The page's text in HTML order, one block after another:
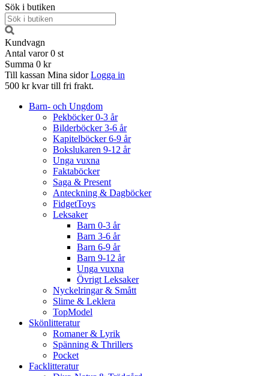
Sök i butiken
Kundvagn
Antal varor 0 st
Summa 0 kr
Till kassan Mina sidor Logga in
500 kr kvar till fri frakt.
Barn- och Ungdom
Pekböcker 0-3 år
Bilderböcker 3-6 år
Kapitelböcker 6-9 år
Bokslukaren 9-12 år
Unga vuxna
Faktaböcker
Saga & Present
Anteckning & Dagböcker
FidgetToys
Leksaker
Barn 0-3 år
Barn 3-6 år
Barn 6-9 år
Barn 9-12 år
Unga vuxna
Övrigt Leksaker
Nyckelringar & Smått
Slime & Leklera
TopModel
Skönlitteratur
Romaner & Lyrik
Spänning & Thrillers
Pocket
Facklitteratur